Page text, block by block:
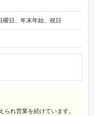
日、年末年始、祝日
れ営業を続けています。